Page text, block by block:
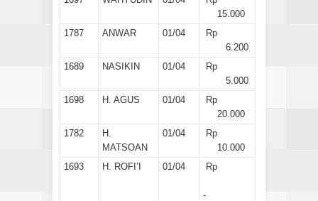
15.000
1787
ANWAR 01/04
Rp
6.200
1689
NASIKIN 01/04
Rp
5.000
1698
H. AGUS 01/04
Rp
20.000
1782
H.
MATSOAN
01/04
Rp
10.000
1693
H. ROFI’I 01/04 Rp
-